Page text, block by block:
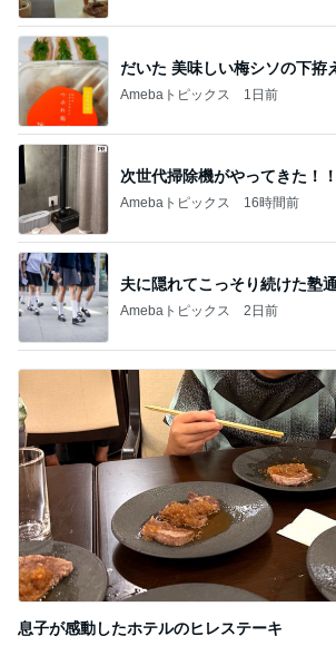
だいた 美味しい梅シソの下拵
Amebaトピックス 1日前
次世代掃除機がやってきた！！
Amebaトピックス 16時間前
夫に隠れてこっそり続けた塾
Amebaトピックス 2日前
息子が感動したホテルのヒレステーキ